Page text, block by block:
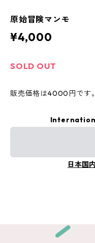
原始冒険マンモ
¥4,000
SOLD OUT
販売価格は4000円です。
日本国